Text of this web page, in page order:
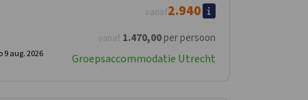
vanaf 1.470,00per persoon
vanaf2.940
9 aug. 2026 Groepsaccommodatie Utrecht